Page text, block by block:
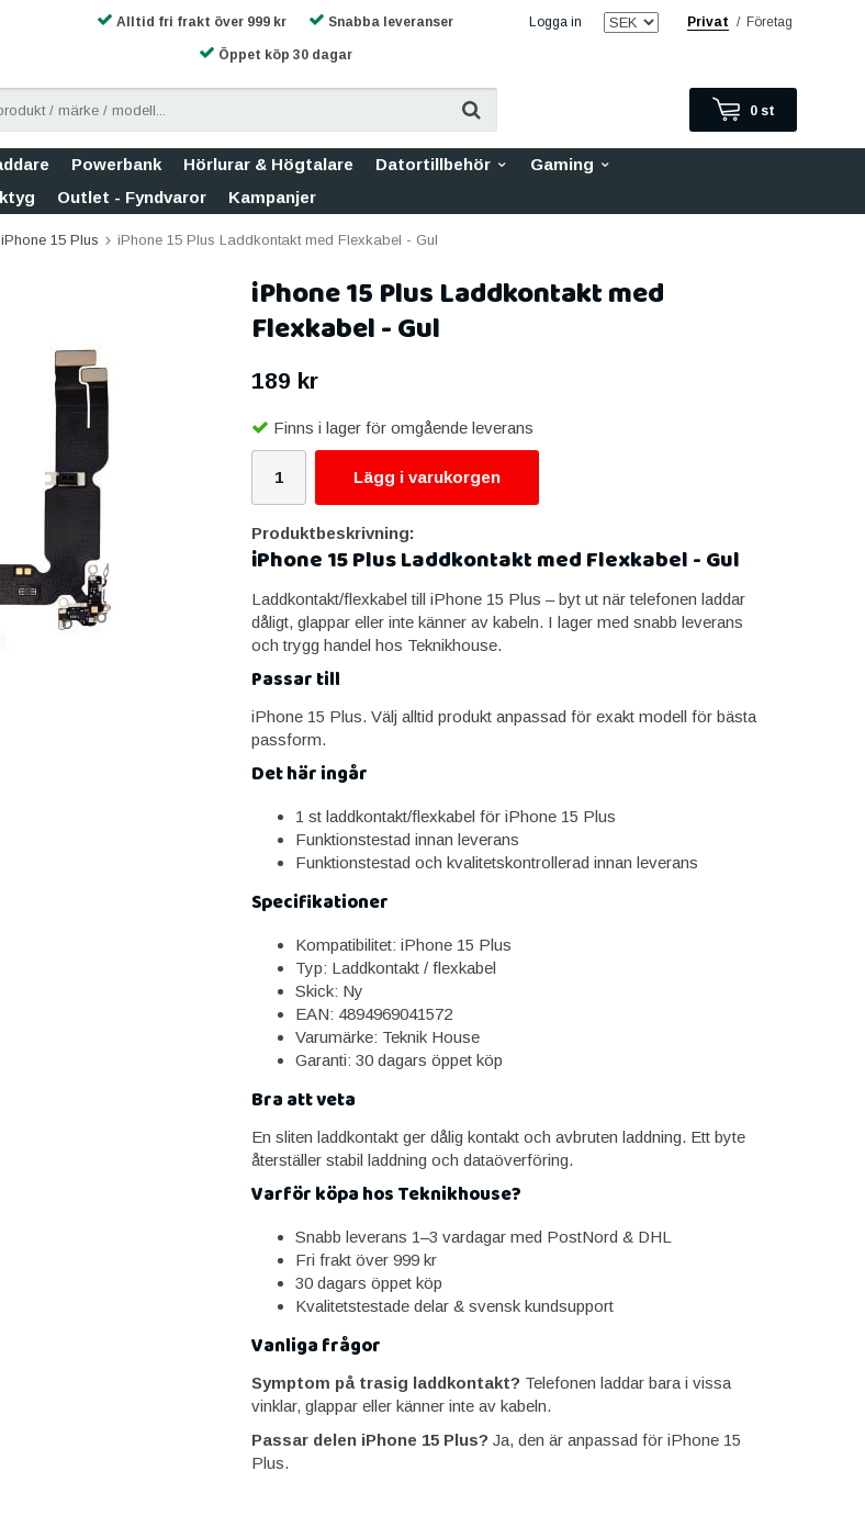
Logga in Privat / Företag
Alltid fri frakt över 999 kr Snabba leveranser
Öppet köp 30 dagar
0 st
Powerbank Hörlurar & Högtalare Datortillbehör
Gaming
Outlet - Fyndvaror Kampanjer
iPhone 15 Plus iPhone 15 Plus Laddkontakt med Flexkabel - Gul
iPhone 15 Plus Laddkontakt med
Flexkabel - Gul
189 kr
Finns i lager för omgående leverans
Lägg i varukorgen
Produktbeskrivning:
iPhone 15 Plus Laddkontakt med Flexkabel - Gul
Laddkontakt/flexkabel till iPhone 15 Plus – byt ut när telefonen laddar
dåligt, glappar eller inte känner av kabeln. I lager med snabb leverans
och trygg handel hos Teknikhouse.
Passar till
iPhone 15 Plus. Välj alltid produkt anpassad för exakt modell för bästa
passform.
Det här ingår
1 st laddkontakt/flexkabel för iPhone 15 Plus
Funktionstestad innan leverans
Funktionstestad och kvalitetskontrollerad innan leverans
Specifikationer
Kompatibilitet: iPhone 15 Plus
Typ: Laddkontakt / flexkabel
Skick: Ny
EAN: 4894969041572
Varumärke: Teknik House
Garanti: 30 dagars öppet köp
Bra att veta
En sliten laddkontakt ger dålig kontakt och avbruten laddning. Ett byte
återställer stabil laddning och dataöverföring.
Varför köpa hos Teknikhouse?
Snabb leverans 1–3 vardagar med PostNord & DHL
Fri frakt över 999 kr
30 dagars öppet köp
Kvalitetstestade delar & svensk kundsupport
Vanliga frågor
Symptom på trasig laddkontakt? Telefonen laddar bara i vissa
vinklar, glappar eller känner inte av kabeln.
Passar delen iPhone 15 Plus? Ja, den är anpassad för iPhone 15
Plus.